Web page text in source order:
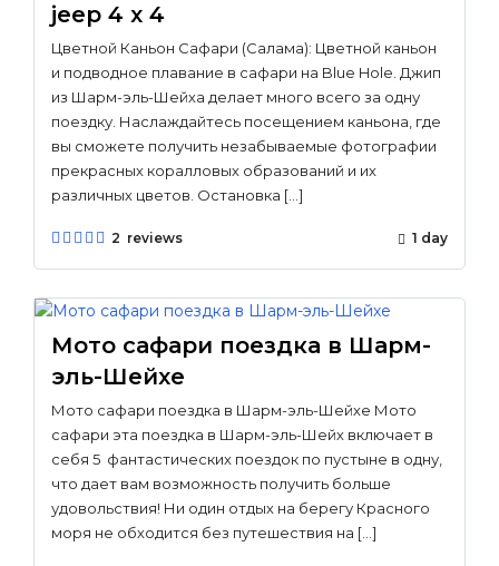
jeep 4 x 4
Цветной Каньон Сафари (Салама): Цветной каньон
и подводное плавание в сафари на Blue Hole. Джип
из Шарм-эль-Шейха делает много всего за одну
поездку. Наслаждайтесь посещением каньона, где
вы сможете получить незабываемые фотографии
прекрасных коралловых образований и их
различных цветов. Остановка […]
2 reviews 1 day
Мото сафари поездка в Шарм-
эль-Шейхе
Мото сафари поездка в Шарм-эль-Шейхе Мото
сафари эта поездка в Шарм-эль-Шейх включает в
себя 5 фантастических поездок по пустыне в одну,
что дает вам возможность получить больше
удовольствия! Ни один отдых на берегу Красного
моря не обходится без путешествия на […]